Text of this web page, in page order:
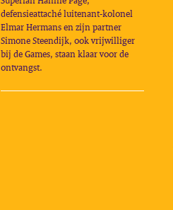
defensieattaché luitenant-kolonel
Elmar Hermans en zijn partner
Simone Steendijk, ook vrijwilliger
bij de Games, staan klaar voor de
ontvangst.